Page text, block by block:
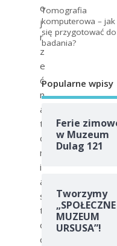
o
j
r
z
e
ć
n
a
t
o
m
i
a
s
t
o
o
Tomografia
komputerowa – jak
się przygotować do
badania?
Popularne wpisy
Ferie
w Muzeum
Dulag 121
Tworzymy
„SPOŁECZNE
MUZEUM
URSUSA”!